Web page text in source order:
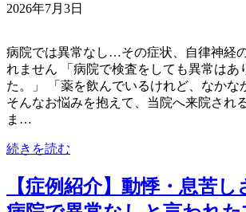
2026年7月3日
病院では異常なし…その症状、自律神経
れません 「病院で検査をしても異常はあ
た。」 「薬を飲んでいるけれど、なかな
そんなお悩みを抱えて、当院へ来院され
ま…
続きを読む
【症例紹介】動悸・息苦